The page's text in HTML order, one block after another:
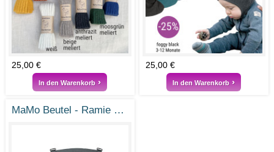
25,00 €
In den Warenkorb
25,00 €
In den Warenkorb
MaMo Beutel - Ramie Steingrau